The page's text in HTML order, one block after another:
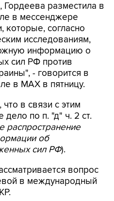
разместила в
в мессенджере
которые, согласно
исследованиям,
информацию о
сил РФ против
- говорится в
в MAX в пятницу.
в связи с этим
по п. "д" ч. 2 ст.
распространение
об
сил РФ).
вопрос
в международный